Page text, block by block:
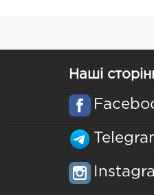
Наші